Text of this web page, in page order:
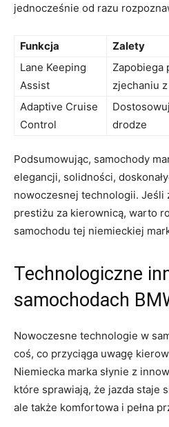
jednocześnie od‍ razu
Funkcja
Zalety
Lane Keeping
Assist
Zapobiega
zjechaniu​
Adaptive Cruise
⁢Control
drodze
Podsumowując, samochody
elegancji, solidności,
nowoczesnej technologii. Jeśli
prestiżu ‌za kierownicą, warto
samochodu tej niemieckiej
Technologiczne
samochodach
Nowoczesne technologie w
coś, co przyciąga‌ uwagę
Niemiecka marka słynie z
które sprawiają, że jazda staje
ale ⁣także komfortowa⁣ i pełna